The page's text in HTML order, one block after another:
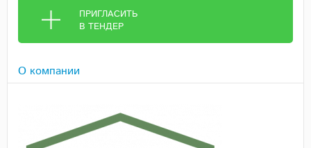
ПРИГЛАСИТЬ
В ТЕНДЕР
О компании